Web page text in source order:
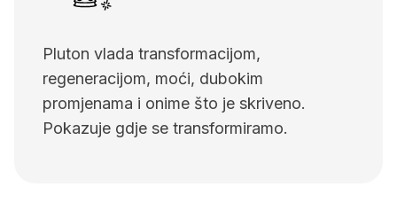
Pluton vlada transformacijom,
regeneracijom, moći, dubokim
promjenama i onime što je skriveno.
Pokazuje gdje se transformiramo.